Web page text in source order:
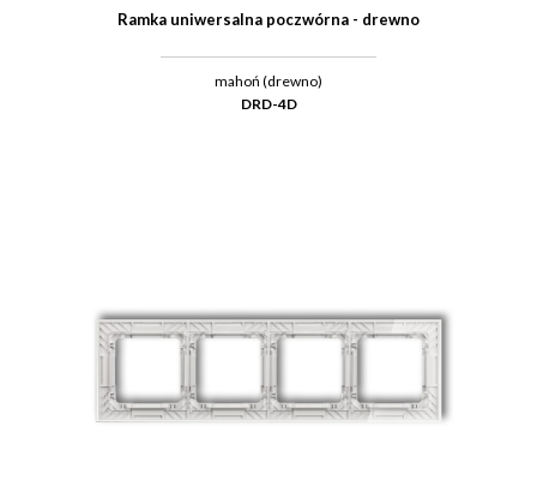
Ramka uniwersalna poczwórna - drewno
mahoń (drewno)
DRD-4D